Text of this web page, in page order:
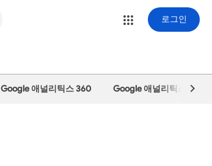
로그인
Google 애널리틱스 360 Google 애널리틱스 정보